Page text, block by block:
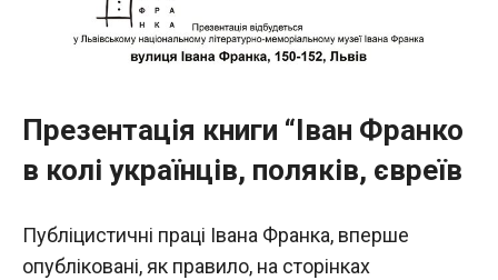
Презентація книги “Іван Франко
в колі українців, поляків, євреїв
Публіцистичні праці Івана Франка, вперше
опубліковані, як правило, на сторінках